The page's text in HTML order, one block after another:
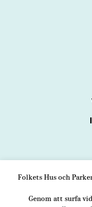
Folkets Hus och
Genom att surfa